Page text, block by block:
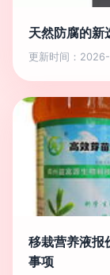
天然防腐的新
更新时间：
移栽营养液报
事项